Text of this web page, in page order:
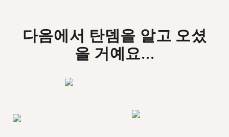
다음에서 탄뎀을 알고 오셨
을 거예요...